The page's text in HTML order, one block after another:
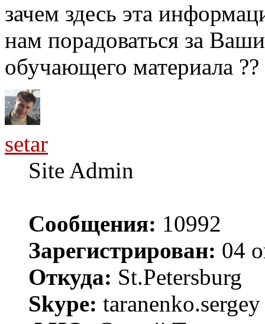
зачем здесь эта
нам порадоваться за
обучающего материала ??
setar
Site Admin
Сообщения: 10992
Зарегистрирован: 04
Откуда: St.Petersburg
Skype: taranenko.sergey